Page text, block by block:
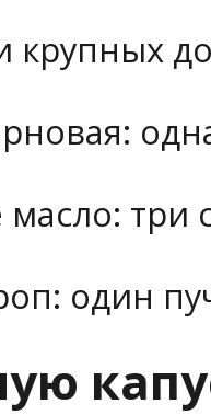
крупных
три
один